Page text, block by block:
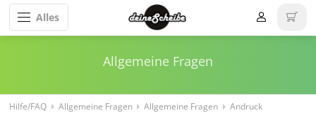
Alles
Allgemeine Fragen
Hilfe/FAQ Allgemeine Fragen Allgemeine Fragen Andruck